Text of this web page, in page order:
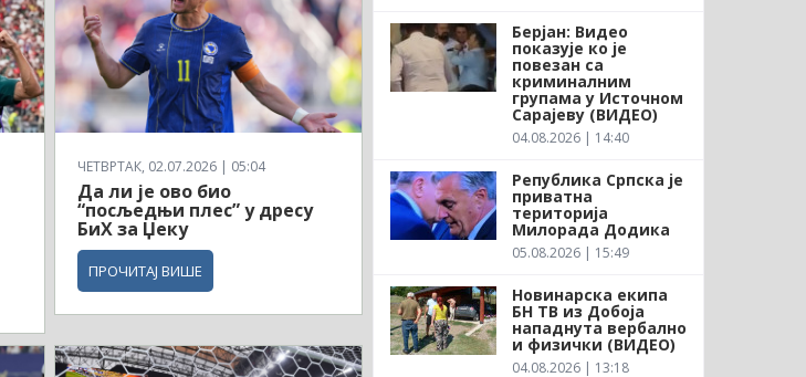
ЧЕТВРТАК, 02.07.2026 | 05:04
Да ли је ово био
“посљедњи плес” у дресу
БиХ за Џеку
ПРОЧИТАЈ ВИШЕ
Берјан: Видео
показује ко је
повезан са
криминалним
групама у Источном
Сарајеву (ВИДЕО)
04.08.2026 | 14:40
Република Српска је
приватна
територија
Милорада Додика
05.08.2026 | 15:49
Новинарска екипа
БН ТВ из Добоја
нападнута вербално
и физички (ВИДЕО)
04.08.2026 | 13:18